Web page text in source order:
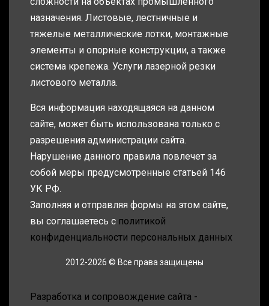
назначения. Листовые, лестничные и
тяжелые металлические лотки, монтажные
элементы и опорные конструкции, а также
система крепежа. Услуги лазерной резки
листового металла.
Вся информация находящаяся на данном
сайте, может быть использована только с
разрешения администрации сайта.
Нарушение данного правила повлечет за
собой меры предусмотренные статьей 146
УК РФ.
Заполняя и отправляя формы на этом сайте,
вы соглашаетесь с политикой
конфиденциальности персональных данных
2012-2026 © Все права защищены
Разработка и сопровождение сайта -